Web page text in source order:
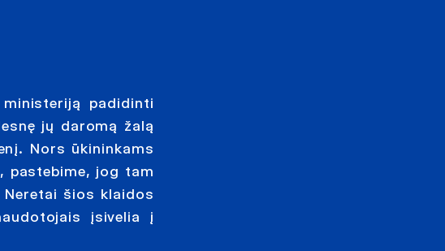
padidinti
jų daromą žalą
Nors ūkininkams
pastebime, jog tam
šios klaidos
įsivelia į